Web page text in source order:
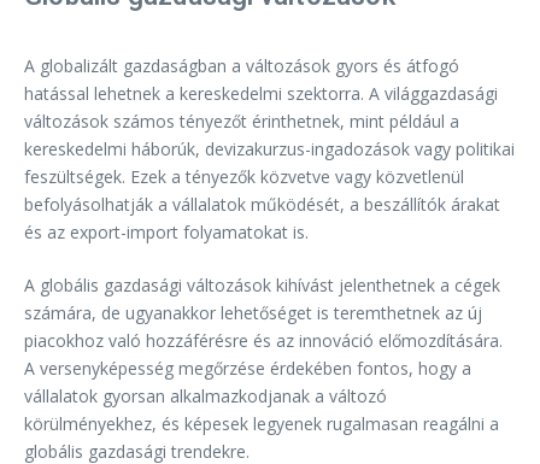
A globalizált gazdaságban a változások gyors és átfogó
hatással lehetnek a kereskedelmi szektorra. A világgazdasági
változások számos tényezőt érinthetnek, mint például a
kereskedelmi háborúk, devizakurzus-ingadozások vagy politikai
feszültségek. Ezek a tényezők közvetve vagy közvetlenül
befolyásolhatják a vállalatok működését, a beszállítók árakat
és az export-import folyamatokat is.
A globális gazdasági változások kihívást jelenthetnek a cégek
számára, de ugyanakkor lehetőséget is teremthetnek az új
piacokhoz való hozzáférésre és az innováció előmozdítására.
A versenyképesség megőrzése érdekében fontos, hogy a
vállalatok gyorsan alkalmazkodjanak a változó
körülményekhez, és képesek legyenek rugalmasan reagálni a
globális gazdasági trendekre.